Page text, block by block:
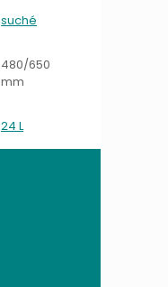
suché
480/650
mm
24 L